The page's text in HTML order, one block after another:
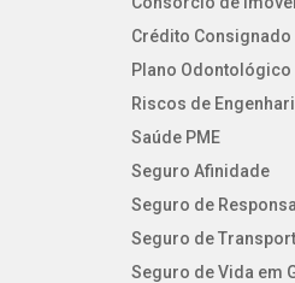
Crédito Consignado
Plano Odontológico
Riscos de
Saúde PME
Seguro Afinidade
Seguro de
Seguro de
Seguro de Vida em